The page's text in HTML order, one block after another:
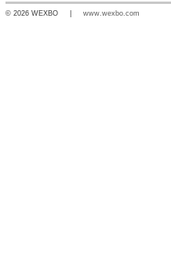
© 2026 WEXBO | www.wexbo.com